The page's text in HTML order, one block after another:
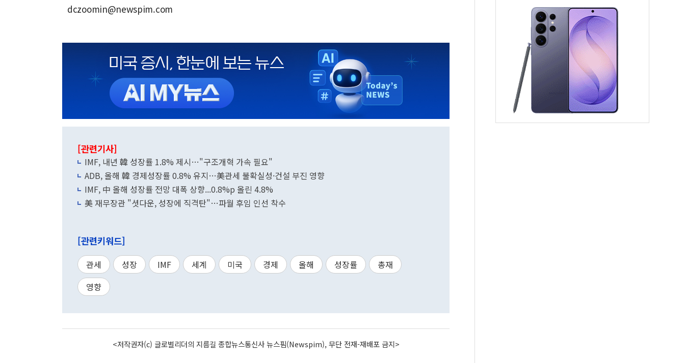
dczoomin@newspim.com
[관련기사]
IMF, 내년 韓 성장률 1.8% 제시…"구조개혁 가속 필요"
ADB, 올해 韓 경제성장률 0.8% 유지…美관세 불확실성·건설 부진 영향
IMF, 中 올해 성장률 전망 대폭 상향...0.8%p 올린 4.8%
美 재무장관 "셧다운, 성장에 직격탄"…파월 후임 인선 착수
[관련키워드]
관세 성장 IMF 세계 미국 경제 올해 성장률
총재
영향
<저작권자(c) 글로벌리더의 지름길 종합뉴스통신사 뉴스핌(Newspim), 무단 전재-재배포 금지>